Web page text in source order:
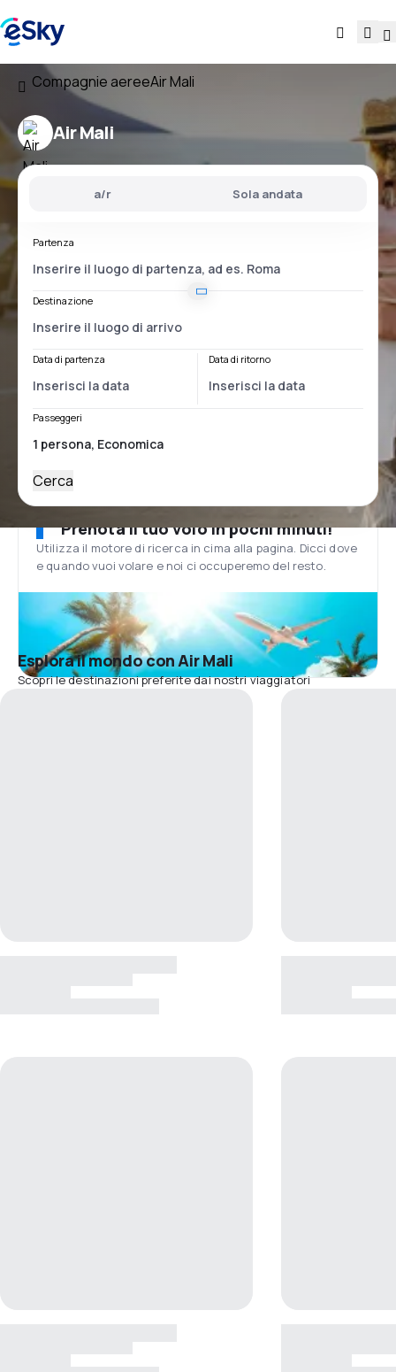
Compagnie aereeAir Mali
Air Mali
a/r Sola andata
Partenza
Destinazione
Data di partenza Data di ritorno
Passeggeri
Cerca
Prenota il tuo volo in pochi minuti!
Utilizza il motore di ricerca in cima alla pagina. Dicci dove
e quando vuoi volare e noi ci occuperemo del resto.
Esplora il mondo con Air Mali
Scopri le destinazioni preferite dai nostri viaggiatori